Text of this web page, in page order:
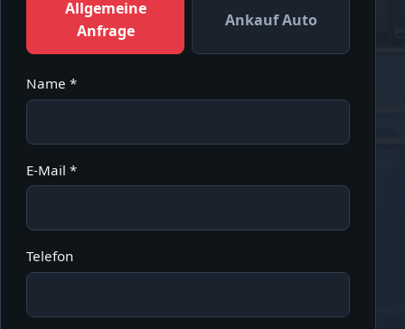
Allgemeine
Anfrage
Ankauf Auto
Name *
E-Mail *
Telefon